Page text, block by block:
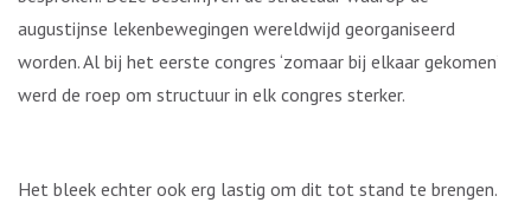
augustijnse lekenbewegingen wereldwijd georganiseerd
worden. Al bij het eerste congres ‘zomaar bij elkaar gekomen’
werd de roep om structuur in elk congres sterker.
Het bleek echter ook erg lastig om dit tot stand te brengen.